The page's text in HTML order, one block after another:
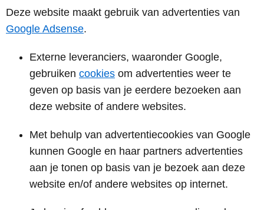
Deze website maakt gebruik van advertenties van
Google Adsense.
Externe leveranciers, waaronder Google,
gebruiken cookies om advertenties weer te
geven op basis van je eerdere bezoeken aan
deze website of andere websites.
Met behulp van advertentiecookies van Google
kunnen Google en haar partners advertenties
aan je tonen op basis van je bezoek aan deze
website en/of andere websites op internet.